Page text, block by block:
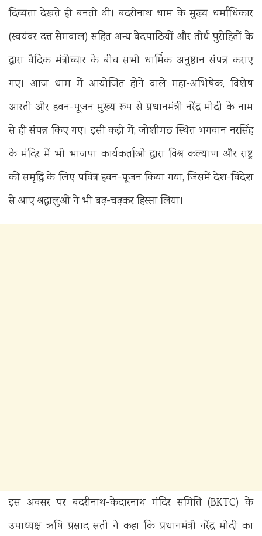
दिव्यता देखते ही बनती थी। बदरीनाथ धाम के मुख्य धर्माधिकार
(स्वयंवर दत्त सेमवाल) सहित अन्य वेदपाठियों और तीर्थ पुरोहितों के
द्वारा वैदिक मंत्रोच्चार के बीच सभी धार्मिक अनुष्ठान संपन्न कराए
गए। आज धाम में आयोजित होने वाले महा-अभिषेक, विशेष
आरती और हवन-पूजन मुख्य रूप से प्रधानमंत्री नरेंद्र मोदी के नाम
से ही संपन्न किए गए। इसी कड़ी में, जोशीमठ स्थित भगवान नरसिंह
के मंदिर में भी भाजपा कार्यकर्ताओं द्वारा विश्व कल्याण और राष्ट्र
की समृद्धि के लिए पवित्र हवन-पूजन किया गया, जिसमें देश-विदेश
से आए श्रद्धालुओं ने भी बढ़-चढ़कर हिस्सा लिया।
​इस अवसर पर बदरीनाथ-केदारनाथ मंदिर समिति (BKTC) के
उपाध्यक्ष ऋषि प्रसाद सती ने कहा कि प्रधानमंत्री नरेंद्र मोदी का